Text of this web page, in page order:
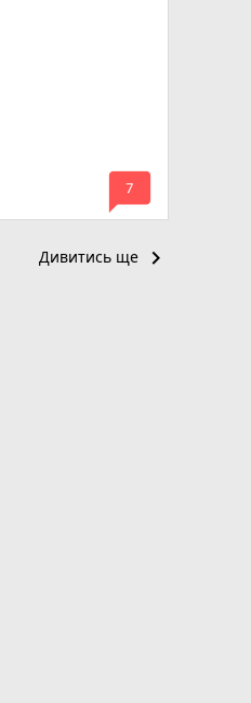
mode_comment
7
Дивитись ще keyboard_arrow_right